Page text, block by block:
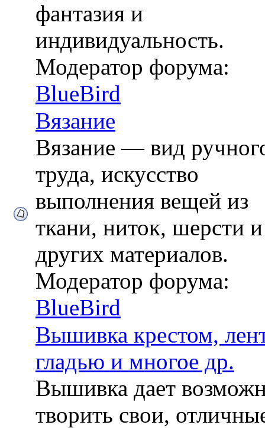
фантазия и
индивидуальность.
Модератор форума:
BlueBird
Вязание
Вязание — вид
труда, искусство
выполнения вещей из
ткани, ниток, шерсти и
других материалов.
Модератор форума:
BlueBird
Вышивка крестом,
гладью и многое др.
Вышивка дает
творить свои,